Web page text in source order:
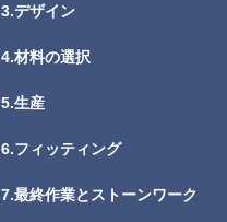
3.デザイン
4.材料の選択
5.生産
6.フィッティング
7.最終作業とストーンワーク